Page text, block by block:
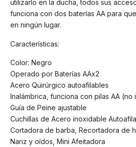
utilizarlo en la ducha, todos sus
funciona con dos baterías AA para
en ningún lugar.
Características:
Color: Negro
Operado por Baterías AAx2
Acero Quirúrgico autoafilables
Inalámbrica, funciona con pilas AA (no
Guía de Peine ajustable
Cuchillas de Acero inoxidable
Cortadora de barba, Recortadora de
Nariz y oídos, Mini Afeitadora